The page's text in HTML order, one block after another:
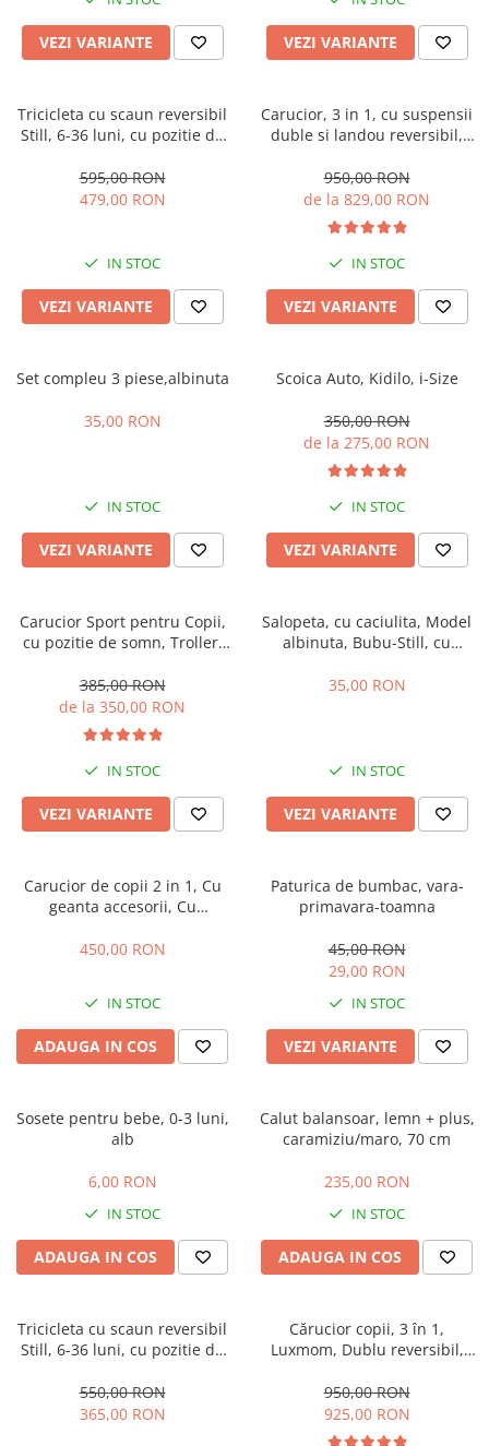
Bluze, pieptarase, mentite
Ciorapi
Pantaloni de exterior
Bluze si pulovere
Hainute bumbac organic
Bluze, pieptarase, mentite
Pantaloni de exterior
Bluze si pulovere
Babetele
Cos depozitare jucarii
Jocuri educative si de societate
Mingii
Jucarii gonflabile
Jucarii de nisip
Trotinete si biciclete
Carucioare papusi
Incaltaminte de panza
VEZI VARIANTE VEZI VARIANTE
Tricicleta cu scaun reversibil
Still, 6-36 luni, cu pozitie de
cu lumini si muzica, SL07
595,00 RON
479,00 RON
IN STOC
VEZI VARIANTE
Carucior, 3 in 1, cu suspensii
duble si landou reversibil,
luni - 3 ani, Original L-Sun
950,00 RON
de la 829,00 RON
IN STOC
VEZI VARIANTE
Set compleu 3 piese,albinuta
35,00 RON
IN STOC
VEZI VARIANTE
Scoica Auto, Kidilo, i-Size
350,00 RON
de la 275,00 RON
IN STOC
VEZI VARIANTE
Carucior Sport pentru Copii,
cu pozitie de somn, Troller,
Tehnologia inovatoare One-
Hand Folding
385,00 RON
de la 350,00 RON
IN STOC
VEZI VARIANTE
Salopeta, cu caciulita, Model
albinuta, Bubu-Still, cu
35,00 RON
IN STOC
VEZI VARIANTE
Carucior de copii 2 in 1, Cu
geanta accesorii, Cu
Pliabil ergonomic, Belecoo,
450,00 RON
IN STOC
ADAUGA IN COS
Paturica de bumbac, vara-
primavara-toamna
45,00 RON
29,00 RON
IN STOC
VEZI VARIANTE
Sosete pentru bebe, 0-3 luni,
alb
6,00 RON
IN STOC
ADAUGA IN COS
Calut balansoar, lemn + plus,
caramiziu/maro, 70 cm
235,00 RON
IN STOC
ADAUGA IN COS
Tricicleta cu scaun reversibil
Still, 6-36 luni, cu pozitie de
muzica, Jazz
550,00 RON
365,00 RON
Cărucior copii, 3 în 1,
Luxmom, Dublu reversibil,
Manusi de iarna, Roti
antieroziune off-road, Husa
de ploaie si insecte
950,00 RON
925,00 RON